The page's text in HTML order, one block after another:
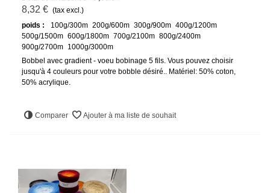
8,32 € (tax excl.)
poids :
100g/300m 200g/600m 300g/900m 400g/1200m
500g/1500m 600g/1800m 700g/2100m 800g/2400m
900g/2700m 1000g/3000m
Bobbel avec gradient - voeu bobinage 5 fils. Vous pouvez choisir
jusqu'à 4 couleurs pour votre bobble désiré.. Matériel: 50% coton,
50% acrylique.
Comparer Ajouter à ma liste de souhait